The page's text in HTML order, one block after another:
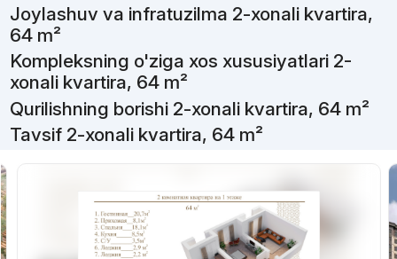
Joylashuv va infratuzilma 2-xonali kvartira,
64 m²
Kompleksning o'ziga xos xususiyatlari 2-
xonali kvartira, 64 m²
Qurilishning borishi 2-xonali kvartira, 64 m²
Tavsif 2-xonali kvartira, 64 m²